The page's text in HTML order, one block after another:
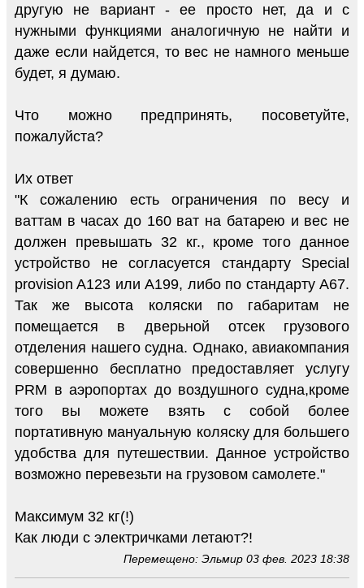
другую не вариант - ее просто нет, да и с
нужными функциями аналогичную не найти и
даже если найдется, то вес не намного меньше
будет, я думаю.
Что можно предпринять, посоветуйте,
пожалуйста?
Их ответ
"К сожалению есть ограничения по весу и
ваттам в часах до 160 ват на батарею и вес не
должен превышать 32 кг., кроме того данное
устройство не согласуется стандарту Special
provision A123 или A199, либо по стандарту А67.
Так же высота коляски по габаритам не
помещается в дверьной отсек грузового
отделения нашего судна. Однако, авиакомпания
совершенно бесплатно предоставляет услугу
PRM в аэропортах до воздушного судна,кроме
того вы можете взять с собой более
портативную мануальную коляску для большего
удобства для путешествии. Данное устройство
возможно перевезьти на грузовом самолете."
Максимум 32 кг(!)
Как люди с электричками летают?!
Перемещено: Эльмир 03 фев. 2023 18:38